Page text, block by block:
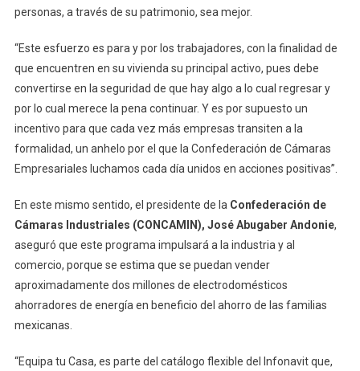
personas, a través de su patrimonio, sea mejor.
“Este esfuerzo es para y por los trabajadores, con la finalidad de
que encuentren en su vivienda su principal activo, pues debe
convertirse en la seguridad de que hay algo a lo cual regresar y
por lo cual merece la pena continuar. Y es por supuesto un
incentivo para que cada vez más empresas transiten a la
formalidad, un anhelo por el que la Confederación de Cámaras
Empresariales luchamos cada día unidos en acciones positivas”.
En este mismo sentido, el presidente de la Confederación de
Cámaras Industriales (CONCAMIN), José Abugaber Andonie,
aseguró que este programa impulsará a la industria y al
comercio, porque se estima que se puedan vender
aproximadamente dos millones de electrodomésticos
ahorradores de energía en beneficio del ahorro de las familias
mexicanas.
“Equipa tu Casa, es parte del catálogo flexible del Infonavit que,